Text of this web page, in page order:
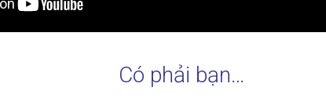
Có phải bạn…